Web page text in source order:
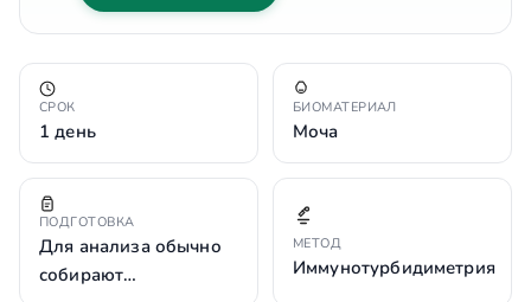
СРОК
1 день
БИОМАТЕРИАЛ
Моча
ПОДГОТОВКА
Для анализа обычно
собирают…
МЕТОД
Иммунотурбидиметрия